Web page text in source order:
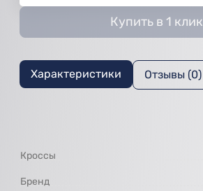
Купить в 1 клик
Характеристики Отзывы (0)
Кроссы
Бренд